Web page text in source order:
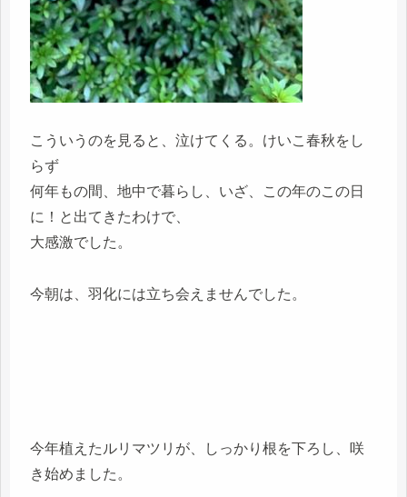
こういうのを見ると、泣けてくる。けいこ春秋をし
らず
何年もの間、地中で暮らし、いざ、この年のこの日
に！と出てきたわけで、
大感激でした。
今朝は、羽化には立ち会えませんでした。
今年植えたルリマツリが、しっかり根を下ろし、咲
き始めました。